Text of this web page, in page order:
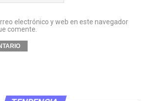
electrónico y web en este navegador
comente.